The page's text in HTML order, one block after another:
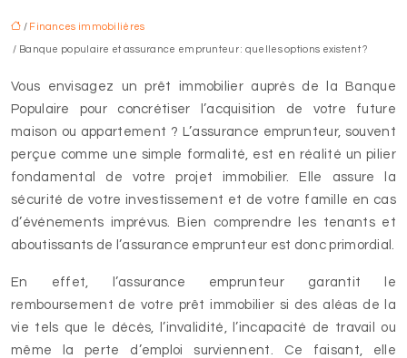
/ Finances immobilières
/ Banque populaire et assurance emprunteur : quelles options existent ?
Vous envisagez un prêt immobilier auprès de la Banque
Populaire pour concrétiser l’acquisition de votre future
maison ou appartement ? L’assurance emprunteur, souvent
perçue comme une simple formalité, est en réalité un pilier
fondamental de votre projet immobilier. Elle assure la
sécurité de votre investissement et de votre famille en cas
d’événements imprévus. Bien comprendre les tenants et
aboutissants de l’assurance emprunteur est donc primordial.
En effet, l’assurance emprunteur garantit le
remboursement de votre prêt immobilier si des aléas de la
vie tels que le décès, l’invalidité, l’incapacité de travail ou
même la perte d’emploi surviennent. Ce faisant, elle